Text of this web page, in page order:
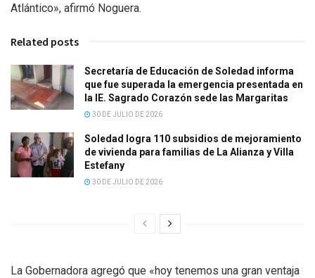
Atlántico», afirmó Noguera.
Related posts
Secretaría de Educación de Soledad informa
que fue superada la emergencia presentada en
la IE. Sagrado Corazón sede las Margaritas
30 DE JULIO DE 2026
Soledad logra 110 subsidios de mejoramiento
de vivienda para familias de La Alianza y Villa
Estefany
30 DE JULIO DE 2026
La Gobernadora agregó que «hoy tenemos una gran ventaja